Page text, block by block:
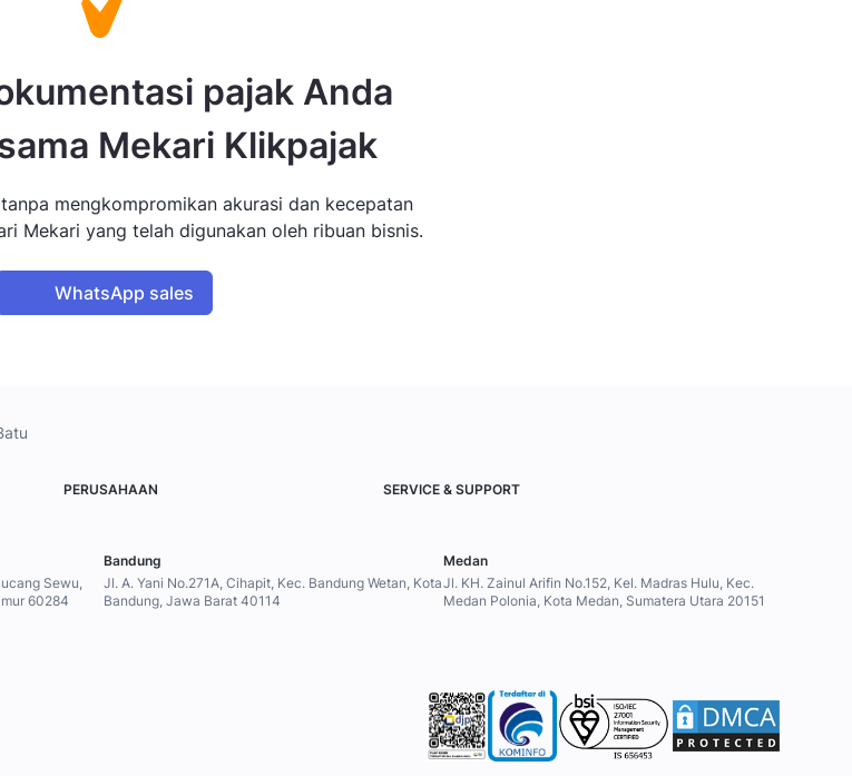
pajak Anda
Mekari Klikpajak
mengkompromikan akurasi dan kecepatan
Mekari yang telah digunakan oleh ribuan bisnis.
WhatsApp sales
PERUSAHAAN SERVICE & SUPPORT
Sewu,
60284
Bandung
Jl. A. Yani No.271A, Cihapit, Kec. Bandung Wetan, Kota
Bandung, Jawa Barat 40114
Medan
Jl. KH. Zainul Arifin No.152, Kel. Madras Hulu, Kec.
Medan Polonia, Kota Medan, Sumatera Utara 20151